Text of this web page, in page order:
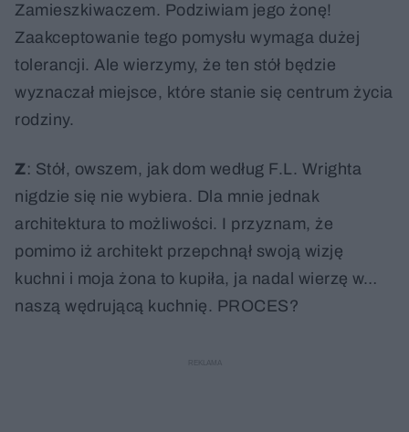
Zamieszkiwaczem. Podziwiam jego żonę!
Zaakceptowanie tego pomysłu wymaga dużej
tolerancji. Ale wierzymy, że ten stół będzie
wyznaczał miejsce, które stanie się centrum życia
rodziny.
Z: Stół, owszem, jak dom według F.L. Wrighta
nigdzie się nie wybiera. Dla mnie jednak
architektura to możliwości. I przyznam, że
pomimo iż architekt przepchnął swoją wizję
kuchni i moja żona to kupiła, ja nadal wierzę w…
naszą wędrującą kuchnię. PROCES?